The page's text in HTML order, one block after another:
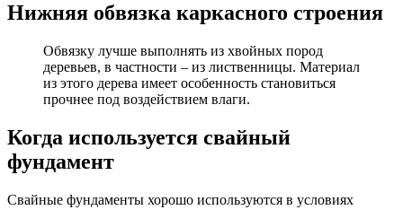
Нижняя обвязка каркасного строения
Обвязку лучше выполнять из хвойных пород
деревьев, в частности – из лиственницы. Материал
из этого дерева имеет особенность становиться
прочнее под воздействием влаги.
Когда используется свайный
фундамент
Свайные фундаменты хорошо используются в условиях